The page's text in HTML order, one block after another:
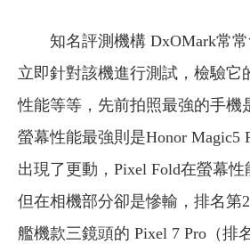
知名評測機構 DxOMark常
立即針對該機進行測試，檢驗它
性能等等，先前拍照最強的手機
螢幕性能最強則是Honor Magic5
出現了更動，Pixel Fold在螢幕性
但在相機部分卻是慘輸，排名第
艦機款三鏡頭的 Pixel 7 Pro（排